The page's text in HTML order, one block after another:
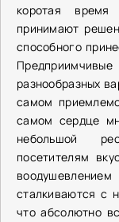
коротая
принимают
способного
разнообразных
самом
самом сердце
небольшой
посетителям
сталкиваются с
что абсолютно